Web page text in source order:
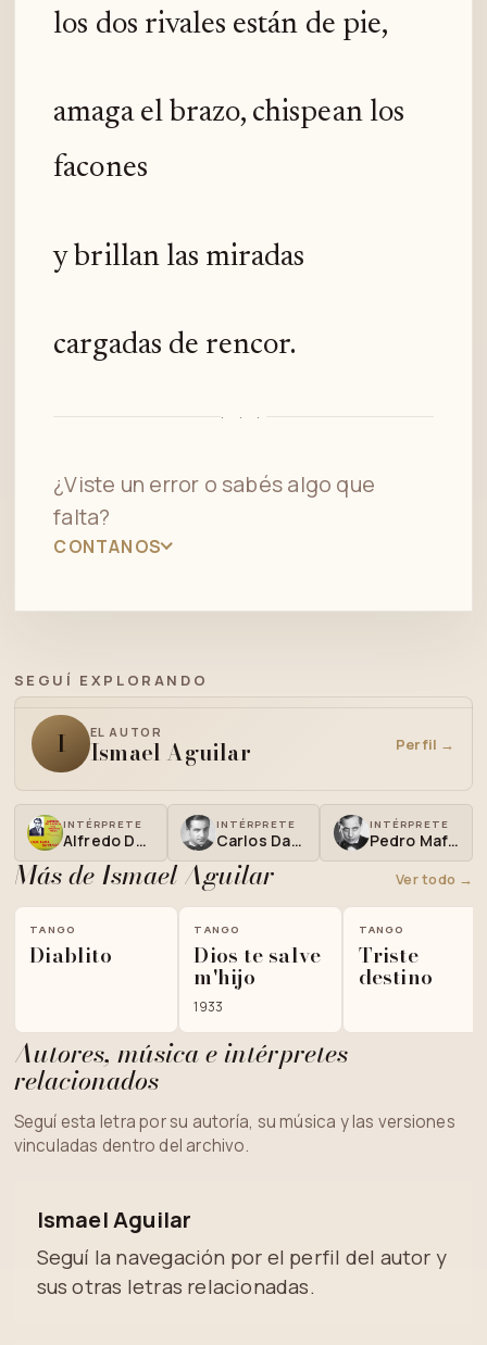
los dos rivales están de pie,
amaga el brazo, chispean los
facones
y brillan las miradas
cargadas de rencor.
· · ·
¿Viste un error o sabés algo que
falta?
CONTANOS
SEGUÍ EXPLORANDO
I EL AUTOR
Ismael Aguilar Perfil →
INTÉRPRETE
Alfredo De Angelis
INTÉRPRETE
Carlos Dante
INTÉRPRETE
Pedro Maffia
Más de Ismael Aguilar Ver todo →
TANGO
Diablito
TANGO
Dios te salve
m'hijo
1933
TANGO
Triste
destino
Autores, música e intérpretes
relacionados
Seguí esta letra por su autoría, su música y las versiones
vinculadas dentro del archivo.
Ismael Aguilar
Seguí la navegación por el perfil del autor y
sus otras letras relacionadas.